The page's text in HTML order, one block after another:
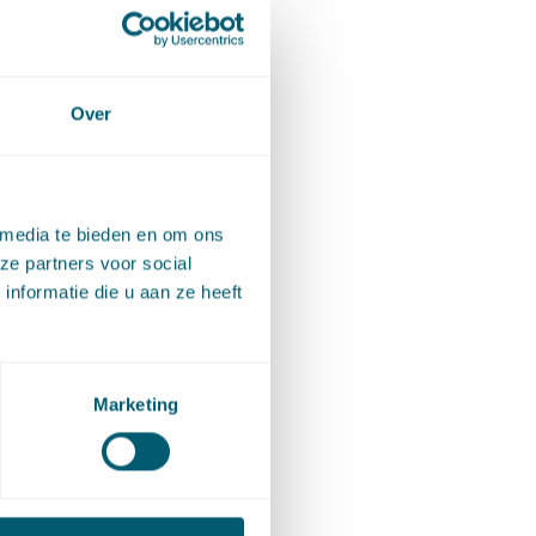
Over
te bieden en om ons
partners voor social
die u aan ze heeft
Marketing